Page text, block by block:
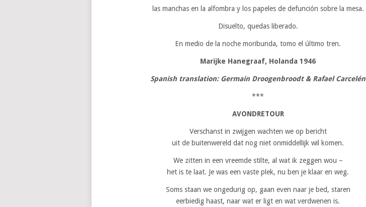
las manchas en la alfombra y los papeles de defunción sobre la mesa.
Disuelto, quedas liberado.
En medio de la noche moribunda, tomo el último tren.
Marijke Hanegraaf, Holanda 1946
Spanish translation: Germain Droogenbroodt & Rafael Carcelén
***
AVONDRETOUR
Verschanst in zwijgen wachten we op bericht
uit de buitenwereld dat nog niet onmiddellijk wil komen.
We zitten in een vreemde stilte, al wat ik zeggen wou –
het is te laat. Je was een vaste plek, nu ben je klaar en weg.
Soms staan we ongedurig op, gaan even naar je bed, staren
eerbiedig haast, naar wat er ligt en wat verdwenen is.